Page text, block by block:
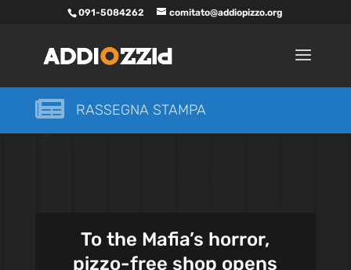
091-5084262 comitato@addiopizzo.org
 RASSEGNA STAMPA
To the Mafia’s horror,
pizzo-free shop opens